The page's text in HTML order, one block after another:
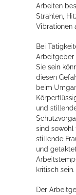
Konzerte, Tagungen und
Die Stadthalle
mehr dazu...
Arbeiten
Strahlen,
Vibrationen
Bei
Arbeitgeber
Sie sein
diesen
beim
und
sind sowohl
stillende
und
kritisch sein.
Der